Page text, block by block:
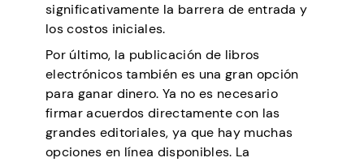
significativamente la barrera de entrada y
los costos iniciales.
Por último, la publicación de libros
electrónicos también es una gran opción
para ganar dinero. Ya no es necesario
firmar acuerdos directamente con las
grandes editoriales, ya que hay muchas
opciones en línea disponibles. La